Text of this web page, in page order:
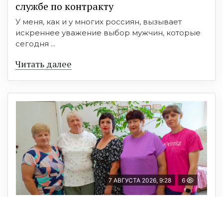
службе по контракту
У меня, как и у многих россиян, вызывает
искреннее уважение выбор мужчин, которые
сегодня ...
Читать далее
7 АВГУСТА 2026, 9:28 6